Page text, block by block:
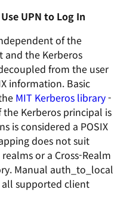
UPN to Log In
of the
and the Kerberos
from the user
information. Basic
MIT Kerberos library-
Kerberos principal is
is considered a POSIX
does not suit
or a Cross-Realm
Manual auth_to_local
supported client